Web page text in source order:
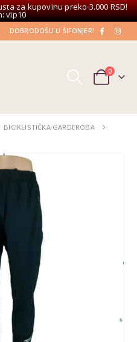
za kupovinu preko 3.000 RSD!
vip10
DOBRODOŠLI U ŠIFONJER!
0
BICIKLISTIČKA GARDEROBA